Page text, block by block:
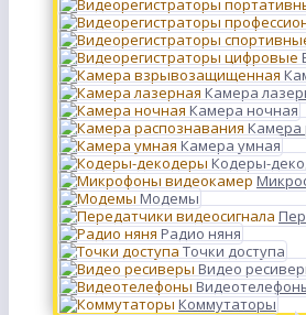
Камера
Камера ночная
Камера
Камера умная
Кодеры-
Модемы
Радио няня
Точки доступа
Видео
Коммутаторы